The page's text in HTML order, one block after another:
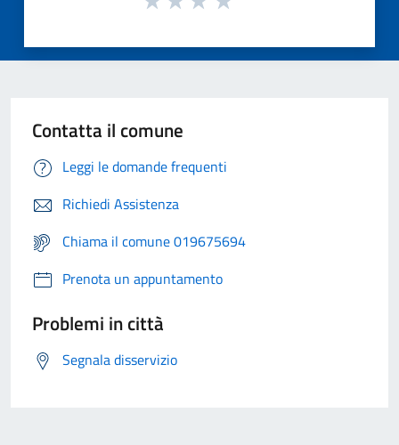
Contatta il comune
Leggi le domande frequenti
Richiedi Assistenza
Chiama il comune 019675694
Prenota un appuntamento
Problemi in città
Segnala disservizio